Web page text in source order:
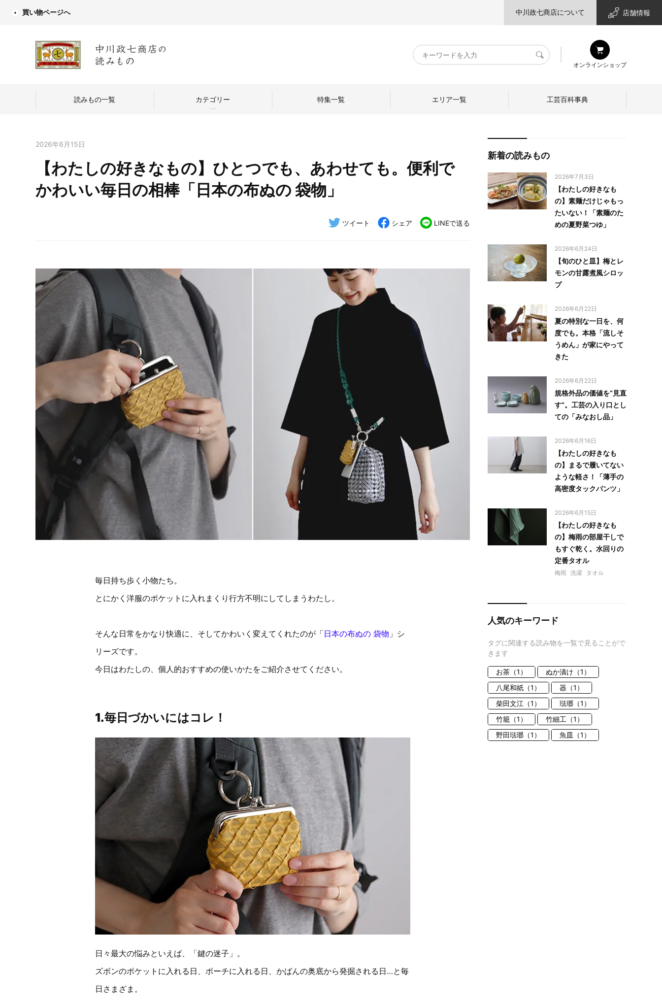
買い物ページへ 中川政七商店について 店舗情報
キ
ー
検
オンラインショップ
読みもの一覧 カテゴリー
中川政七商店のものづくり
つくり手を訪ねて
日本の暮らし
産地探訪
中川政七商店のひと
特集一覧 エリア一覧 工芸百科事典
2026年6月15日
【わたしの好きなもの】ひとつでも、あわせても。便利で
かわいい毎日の相棒「日本の布ぬの 袋物」
ツイート シェア LINEで送る
毎日持ち歩く小物たち。
とにかく洋服のポケットに入れまくり行方不明にしてしまうわたし。
そんな日常をかなり快適に、そしてかわいく変えてくれたのが「日本の布ぬの 袋物 」シ
リーズです。
今日はわたしの、個人的おすすめの使いかたをご紹介させてください。
1.毎日づかいにはコレ！
日々最大の悩みといえば、「鍵の迷子」。
ズボンのポケットに入れる日、ポーチに入れる日、かばんの奥底から発掘される日…と毎
日さまざま。
新着の読みもの
2026年7月3日
【わたしの好きなも
の】素麺だけじゃもっ
たいない！「素麺のた
めの夏野菜つゆ」
2026年6月24日
【旬のひと皿】梅とレ
モンの甘露煮風シロッ
プ
2026年6月22日
夏の特別な一日を、何
度でも。本格「流しそ
うめん」が家にやって
きた
2026年6月22日
規格外品の価値を‟見直
す”。工芸の入り口とし
ての「みなおし品」
2026年6月16日
【わたしの好きなも
の】まるで履いてない
ような軽さ！「薄手の
高密度タックパンツ」
2026年6月15日
【わたしの好きなも
の】梅雨の部屋干しで
もすぐ乾く。水回りの
定番タオル
梅雨 洗濯 タオル
人気のキーワード
タグに関連する読み物を一覧で見ることがで
きます
お茶（1）
ぬか漬け（1）
八尾和紙（1）
器（1）
柴田文江（1）
琺瑯（1）
竹籠（1）
竹細工（1）
野田琺瑯（1）
魚皿（1）